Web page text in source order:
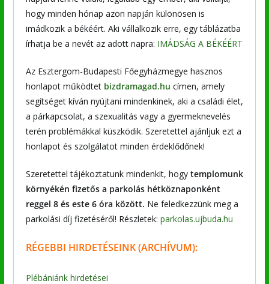
hogy minden hónap azon napján különösen is
imádkozik a békéért. Aki vállalkozik erre, egy táblázatba
írhatja be a nevét az adott napra: IMÁDSÁG A BÉKÉÉRT
Az Esztergom-Budapesti Főegyházmegye hasznos
honlapot működtet bizdramagad.hu címen, amely
segítséget kíván nyújtani mindenkinek, aki a családi élet,
a párkapcsolat, a szexualitás vagy a gyermeknevelés
terén problémákkal küszködik. Szeretettel ajánljuk ezt a
honlapot és szolgálatot minden érdeklődőnek!
Szeretettel tájékoztatunk mindenkit, hogy templomunk
környékén fizetős a parkolás hétköznaponként
reggel 8 és este 6 óra között. Ne feledkezzünk meg a
parkolási díj fizetéséről! Részletek: parkolas.ujbuda.hu
RÉGEBBI HIRDETÉSEINK (ARCHÍVUM):
Plébániánk hirdetései